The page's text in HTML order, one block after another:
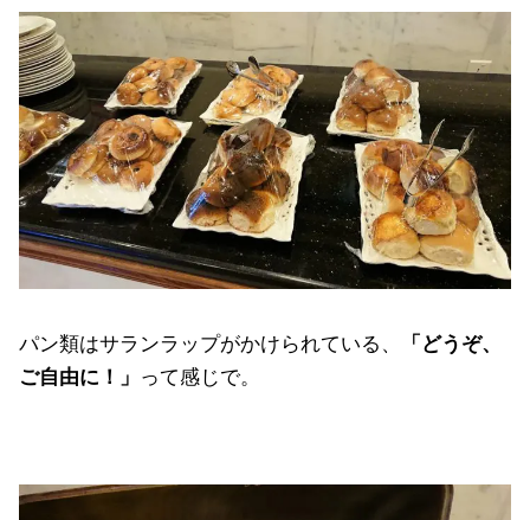
パン類はサランラップがかけられている、
「どうぞ、
ご自由に！」 って感じで。